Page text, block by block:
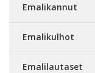
Emalikannut
Emalikulhot
Emalilautaset